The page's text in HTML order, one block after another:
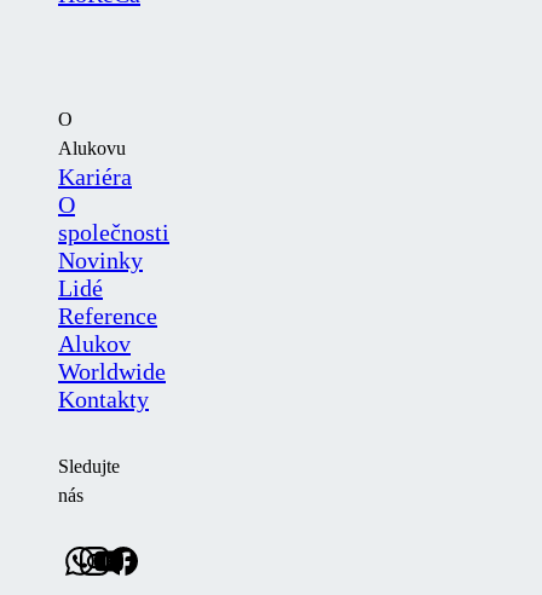
O
Alukovu
Kariéra
O
společnosti
Novinky
Lidé
Reference
Alukov
Worldwide
Kontakty
Sledujte
nás